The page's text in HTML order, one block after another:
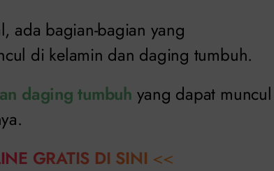
ada bagian-bagian yang
di kelamin dan daging tumbuh.
daging tumbuh yang dapat muncul
GRATIS DI SINI <<